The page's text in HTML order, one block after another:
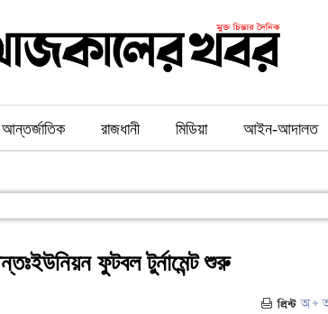
আন্তর্জাতিক রাজধানী মিডিয়া আইন-আদালত
ফুটবল টুর্নামেন্ট শুরু